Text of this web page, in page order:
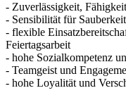
- Zuverlässigkeit,
- Sensibilität für Sauberkeit
- flexible
Feiertagsarbeit
- hohe Sozialkompetenz
- Teamgeist und
- hohe Loyalität und